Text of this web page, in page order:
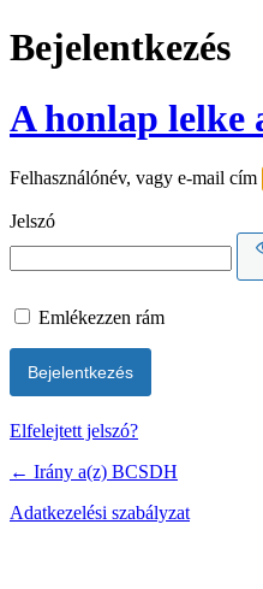
Bejelentkezés
A honlap lelke
Felhasználónév, vagy e-mail cím
Jelszó
Emlékezzen rám
Elfelejtett jelszó?
← Irány a(z) BCSDH
Adatkezelési szabályzat